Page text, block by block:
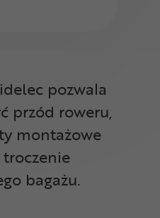
pozwala
przód roweru,
montażowe
bagażu.